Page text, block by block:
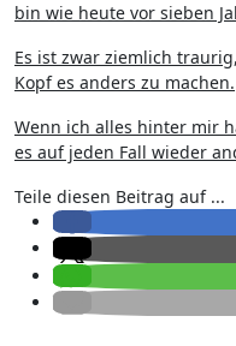
bin wie heute vor sieben
Es ist zwar ziemlich
Kopf es anders zu machen.
Wenn ich alles hinter mir
es auf jeden Fall wieder
Teile diesen Beitrag auf ...